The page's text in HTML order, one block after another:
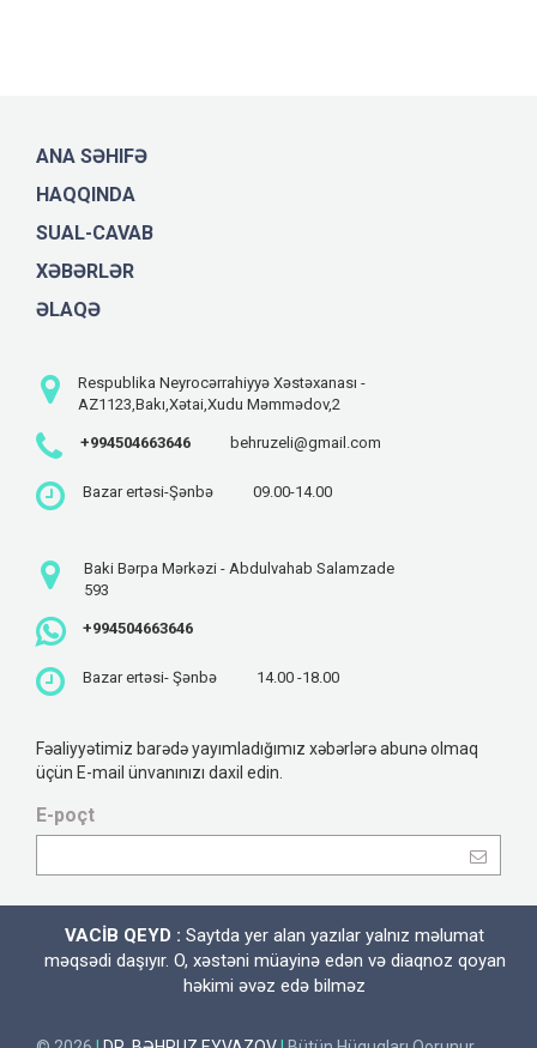
ANA SƏHIFƏ
HAQQINDA
SUAL-CAVAB
XƏBƏRLƏR
ƏLAQƏ
Respublika Neyrocərrahiyyə Xəstəxanası -
AZ1123,Bakı,Xətai,Xudu Məmmədov,2
+994504663646 behruzeli@gmail.com
Bazar ertəsi-Şənbə 09.00-14.00
Baki Bərpa Mərkəzi - Abdulvahab Salamzade
593
+994504663646
Bazar ertəsi- Şənbə 14.00 -18.00
Fəaliyyətimiz barədə yayımladığımız xəbərlərə abunə olmaq
üçün E-mail ünvanınızı daxil edin.
E-poçt
VACİB QEYD : Saytda yer alan yazılar yalnız məlumat
məqsədi daşıyır. O, xəstəni müayinə edən və diaqnoz qoyan
həkimi əvəz edə bilməz